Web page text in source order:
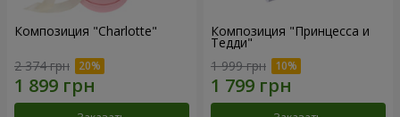
Композиция "Charlotte"
2 374 грн
Композиция "Принцесса и
Тедди"
1 999 грн